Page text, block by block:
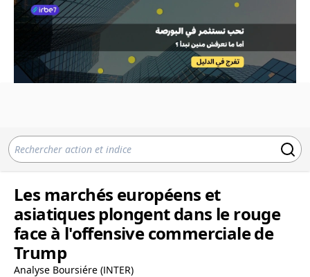
Les marchés européens et
asiatiques plongent dans le rouge
face à l'offensive commerciale de
Trump
Analyse Boursiére (INTER)